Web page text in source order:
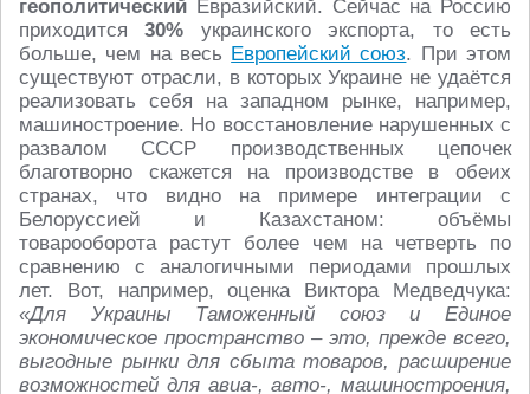
геополитический Евразийский. Сейчас на Россию
приходится30% украинского экспорта, то есть
больше, чем на весь Европейский союз. При этом
существуют отрасли, в которых Украине не удаётся
реализовать себя на западном рынке, например,
машиностроение. Но восстановление нарушенных с
развалом СССР производственных цепочек
благотворно скажется на производстве в обеих
странах, что видно на примере интеграции с
Белоруссией и Казахстаном: объёмы
товарооборота растут более чем на четверть по
сравнению с аналогичными периодами прошлых
лет. Вот, например, оценка Виктора Медведчука:
«Для Украины Таможенный союз и Единое
экономическое пространство – это, прежде всего,
выгодные рынки для сбыта товаров, расширение
возможностей для авиа-, авто-, машиностроения,